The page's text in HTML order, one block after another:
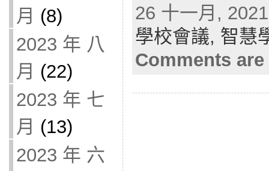
月 (8)
2023 年 八
月 (22)
2023 年 七
月 (13)
2023 年 六
26 十一月,
學校會議, 智慧
Comments